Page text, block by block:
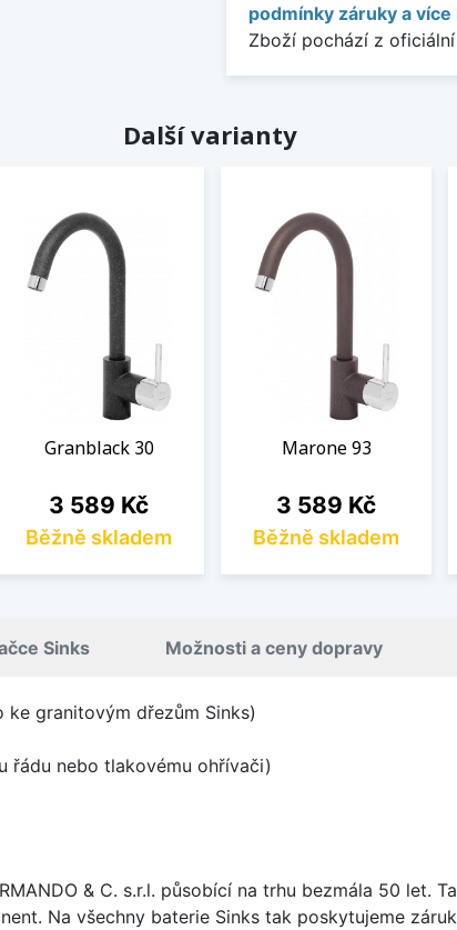
podmínky záruky a
Zboží pochází z
Další varianty
Granblack 30
Cena
3 589 Kč
Běžně skladem
Marone 93
Cena
3 589 Kč
Běžně skladem
Sinks Možnosti a ceny dopravy
ke granitovým dřezům Sinks)
nebo tlakovému ohřívači)
& C. s.r.l. působící na trhu bezmála 50 let.
Na všechny baterie Sinks tak poskytujeme